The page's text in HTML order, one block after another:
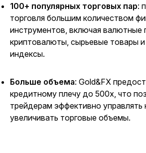
100+ популярных торговых пар:
торговля большим количеством
инструментов, включая валютные
криптовалюты, сырьевые товары
индексы.
Больше объема: Gold&FX
кредитному плечу до 500x, что
трейдерам эффективно управлять
увеличивать торговые объемы.